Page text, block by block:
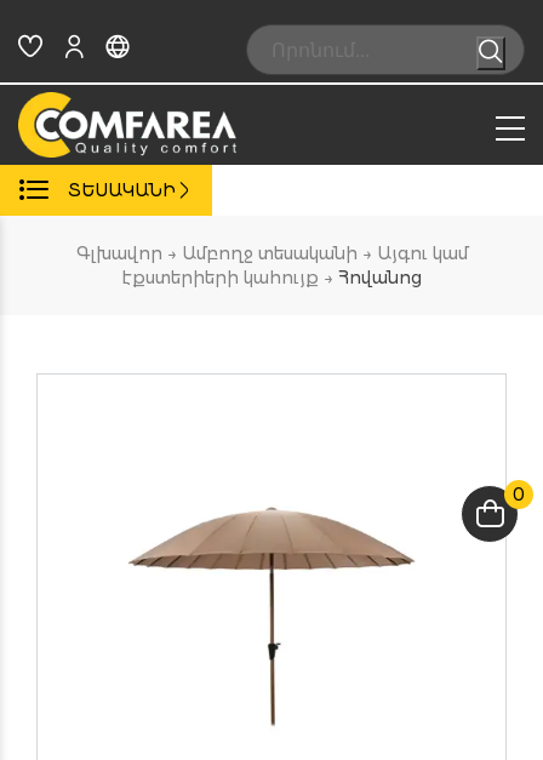
content
Search:
0
ՏԵՍԱԿԱՆԻ
Գլխավոր → Ամբողջ տեսականի → Այգու կամ
էքստերիերի կահույք → Հովանոց